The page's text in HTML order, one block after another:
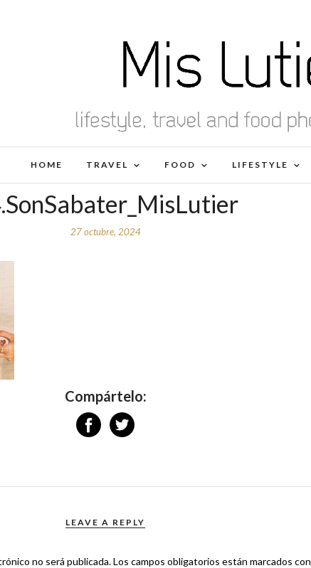
HOME TRAVEL FOOD LIFESTYLE
27 octubre, 2024
Compártelo:
LEAVE A REPLY
no será publicada.Los campos obligatorios están marcados con